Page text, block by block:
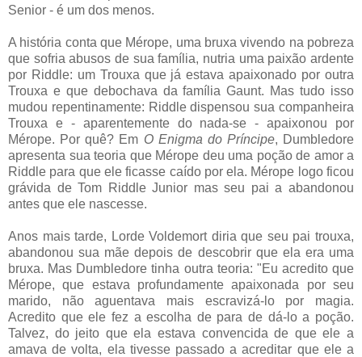
Senior - é um dos menos.
A história conta que Mérope, uma bruxa vivendo na pobreza
que sofria abusos de sua família, nutria uma paixão ardente
por Riddle: um Trouxa que já estava apaixonado por outra
Trouxa e que debochava da família Gaunt. Mas tudo isso
mudou repentinamente: Riddle dispensou sua companheira
Trouxa e - aparentemente do nada-se - apaixonou por
Mérope. Por quê? Em O Enigma do Príncipe, Dumbledore
apresenta sua teoria que Mérope deu uma poção de amor a
Riddle para que ele ficasse caído por ela. Mérope logo ficou
grávida de Tom Riddle Junior mas seu pai a abandonou
antes que ele nascesse.
Anos mais tarde, Lorde Voldemort diria que seu pai trouxa,
abandonou sua mãe depois de descobrir que ela era uma
bruxa. Mas Dumbledore tinha outra teoria: "Eu acredito que
Mérope, que estava profundamente apaixonada por seu
marido, não aguentava mais escravizá-lo por magia.
Acredito que ele fez a escolha de para de dá-lo a poção.
Talvez, do jeito que ela estava convencida de que ele a
amava de volta, ela tivesse passado a acreditar que ele a